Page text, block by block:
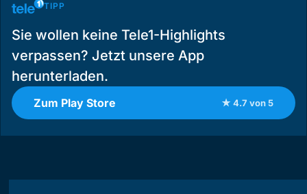
TIPP
Sie wollen keine Tele1-Highlights
verpassen? Jetzt unsere App
herunterladen.
Zum Play Store ★ 4.7 von 5